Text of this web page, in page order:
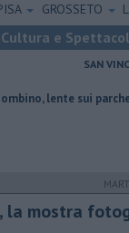
GROSSETO
Cultura e
SAN
parcheggi
la mostra